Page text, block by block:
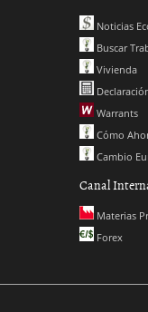
Noticias
Buscar
Vivienda
Warrants
Cómo
Cambio
Canal
Materias
Forex